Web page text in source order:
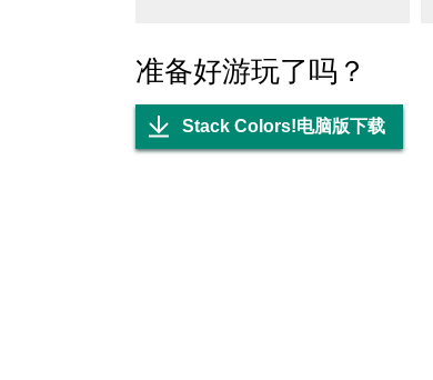
准备好游玩了吗？
Stack Colors!电脑版下载